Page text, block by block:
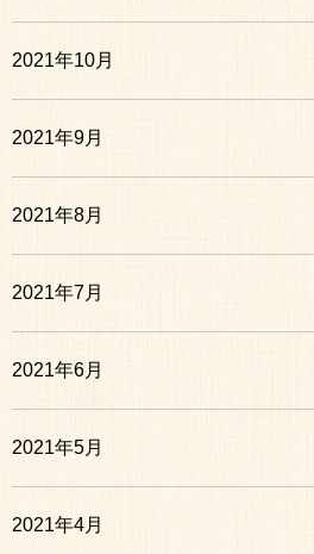
2021年10月
2021年9月
2021年8月
2021年7月
2021年6月
2021年5月
2021年4月